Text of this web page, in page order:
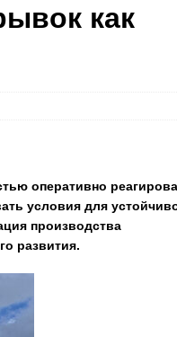
как
оперативно
условия для
производства
развития.